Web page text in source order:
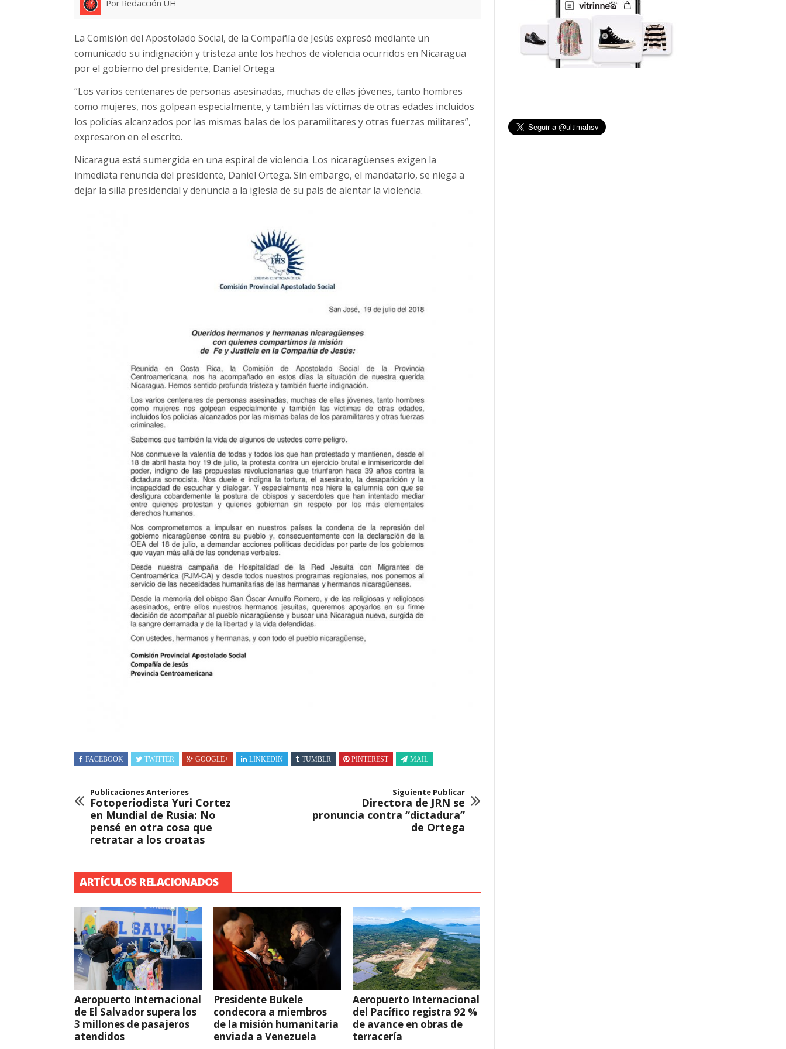
Por Redacción UH
La Comisión del Apostolado Social, de la Compañía de Jesús expresó mediante un
comunicado su indignación y tristeza ante los hechos de violencia ocurridos en Nicaragua
por el gobierno del presidente, Daniel Ortega.
“Los varios centenares de personas asesinadas, muchas de ellas jóvenes, tanto hombres
como mujeres, nos golpean especialmente, y también las víctimas de otras edades incluidos
los policías alcanzados por las mismas balas de los paramilitares y otras fuerzas militares”,
expresaron en el escrito.
Nicaragua está sumergida en una espiral de violencia. Los nicaragüenses exigen la
inmediata renuncia del presidente, Daniel Ortega. Sin embargo, el mandatario, se niega a
dejar la silla presidencial y denuncia a la iglesia de su país de alentar la violencia.
FACEBOOK TWITTER GOOGLE+ LINKEDIN TUMBLR PINTEREST MAIL
Publicaciones Anteriores
Fotoperiodista Yuri Cortez
en Mundial de Rusia: No
pensé en otra cosa que
retratar a los croatas
Siguiente Publicar
Directora de JRN se
pronuncia contra “dictadura”
de Ortega
ARTÍCULOS RELACIONADOS
Aeropuerto Internacional
de El Salvador supera los
3 millones de pasajeros
atendidos
Presidente Bukele
condecora a miembros
de la misión humanitaria
enviada a Venezuela
Aeropuerto Internacional
del Pacífico registra 92 %
de avance en obras de
terracería